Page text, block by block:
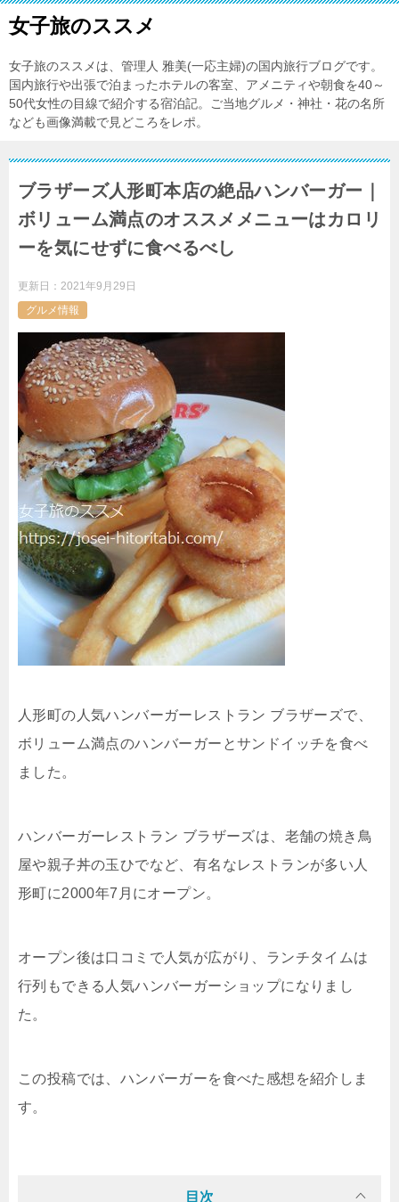
女子旅のススメ
女子旅のススメは、管理人 雅美(一応主婦)の国内旅行ブログです。
国内旅行や出張で泊まったホテルの客室、アメニティや朝食を40～
50代女性の目線で紹介する宿泊記。ご当地グルメ・神社・花の名所
なども画像満載で見どころをレポ。
ブラザーズ人形町本店の絶品ハンバーガー｜
ボリューム満点のオススメメニューはカロリ
ーを気にせずに食べるべし
更新日： 2021年9月29日
グルメ情報
人形町の人気ハンバーガーレストラン ブラザーズで、
ボリューム満点のハンバーガーとサンドイッチを食べ
ました。
ハンバーガーレストラン ブラザーズは、老舗の焼き鳥
屋や親子丼の玉ひでなど、有名なレストランが多い人
形町に2000年7月にオープン。
オープン後は口コミで人気が広がり、ランチタイムは
行列もできる人気ハンバーガーショップになりまし
た。
この投稿では、ハンバーガーを食べた感想を紹介しま
す。
目次